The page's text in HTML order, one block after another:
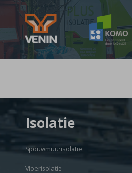
Isolatie
Spouwmuurisolatie
Vloerisolatie